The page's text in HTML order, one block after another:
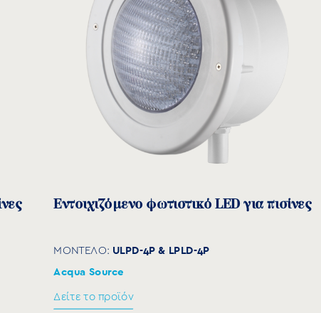
Acqua Source
Δείτε το προϊόν
Εντοιχιζόμενο φωτιστικό LED για πισίνες
ΜΟΝΤΕΛΟ: ULPD-4P & LPLD-4P
Acqua Source
Δείτε το προϊόν